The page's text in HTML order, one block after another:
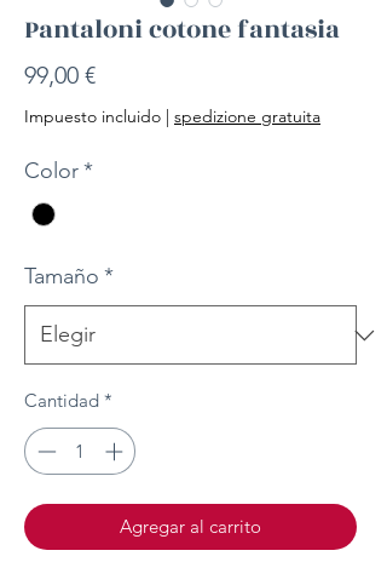
Pantaloni cotone fantasia
99,00 €Precio
Impuesto incluido | spedizione gratuita
Color*
Tamaño *
Cantidad *
Agregar al carrito